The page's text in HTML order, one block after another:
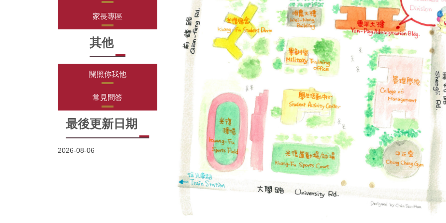
家長專區
其他
關照你我他
常見問答
最後更新日期
2026-08-06